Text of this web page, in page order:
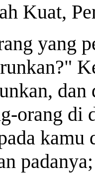
Kuat,
yang
orang di
kamu